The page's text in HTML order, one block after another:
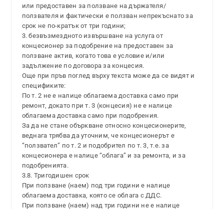
или предоставен за ползване на държателя/
ползвателя и фактически е ползван непрекъснато за
срок не по-кратък от три години;
3. безвъзмездното извършване на услуга от
концесионер за подобрение на предоставен за
ползване актив, когато това е условие и/или
задължение по договора за концесия.
Още при пръв поглед върху текста може да се видят и
спецификите:
По т. 2 не е налице облагаема доставка само при
ремонт, докато при т. 3 (концесия) не е налице
облагаема доставка само при подобрения.
За да не стане объркване относно концесионерите,
веднага трябва да уточним, че концесионерът е
“ползвател” по т. 2 и подобрител по т. 3, т.е. за
концесионера е налице “облага” и за ремонта, и за
подобренията.
3.8. Тригодишен срок
При ползване (наем) под три години е налице
облагаема доставка, която се облага с ДДС.
При ползване (наем) над три години не е налице